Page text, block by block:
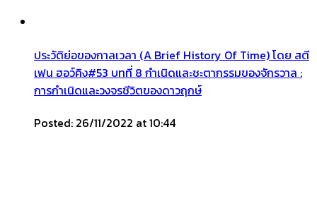
ประวัติย่อของกาลเวลา (A Brief History Of Time) โดย สตี
เฟน ฮอว์คิง#53 บทที่ 8 กำเนิดและชะตากรรมของจักรวาล :
การกำเนิดและวงจรชีวิตของดาวฤกษ์
Posted: 26/11/2022 at 10:44